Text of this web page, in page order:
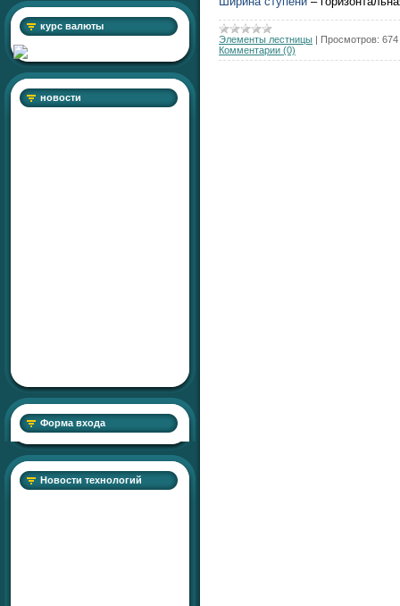
курс валюты
новости
Форма входа
Новости технологий
Элементы лестницы | Просмотров: 674
Комментарии (0)